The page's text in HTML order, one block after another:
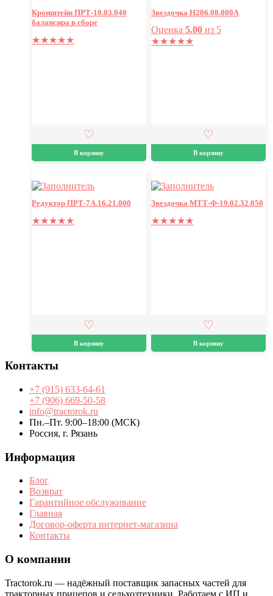
Кронштейн ПРТ-10.03.040
балансира в сборе
★★★★★
В корзину
Звездочка Н206.08.000А
Оценка 5.00из 5
★★★★★
В корзину
Редуктор ПРТ-7А.16.21.000
★★★★★
В корзину
Звездочка МТТ-Ф-19.02.32.050
★★★★★
В корзину
Контакты
+7 (915) 633-64-61
+7 (906) 669-50-58
info@tractorok.ru
Пн.–Пт. 9:00–18:00 (МСК)
Россия, г. Рязань
Информация
Блог
Возврат
Гарантийное обслуживание
Главная
Договор-оферта интернет-магазина
Контакты
О компании
Tractorok.ru — надёжный поставщик запасных частей для
тракторных прицепов и сельхозтехники. Работаем с ИП и